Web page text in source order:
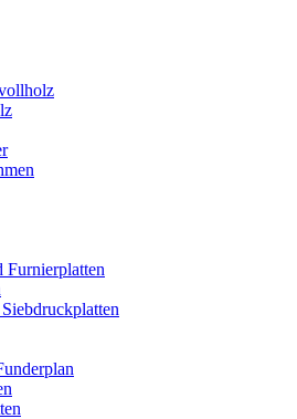
Furnierplatten